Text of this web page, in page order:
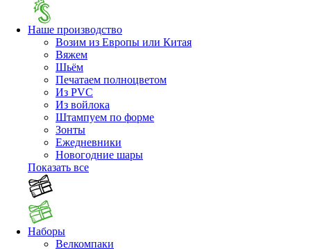
Наше производство
Возим из Европы или Китая
Вяжем
Шьём
Печатаем полноцветом
Из PVC
Из войлока
Штампуем по форме
Зонты
Ежедневники
Новогодние шары
Показать все
Наборы
Велкомпаки